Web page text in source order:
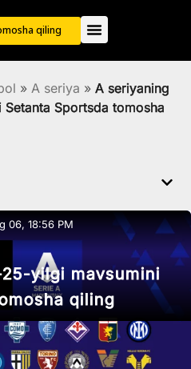
qiling
» A seriya » A seriyaning
Sportsda tomosha
06, 18:56 PM
yilgi mavsumini
qiling